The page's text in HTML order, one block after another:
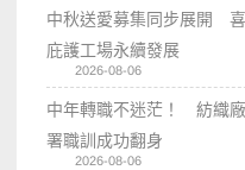
中秋送愛募集同步展開
庇護工場永續發展
2026-08-06
中年轉職不迷茫！ 紡織
署職訓成功翻身
2026-08-06